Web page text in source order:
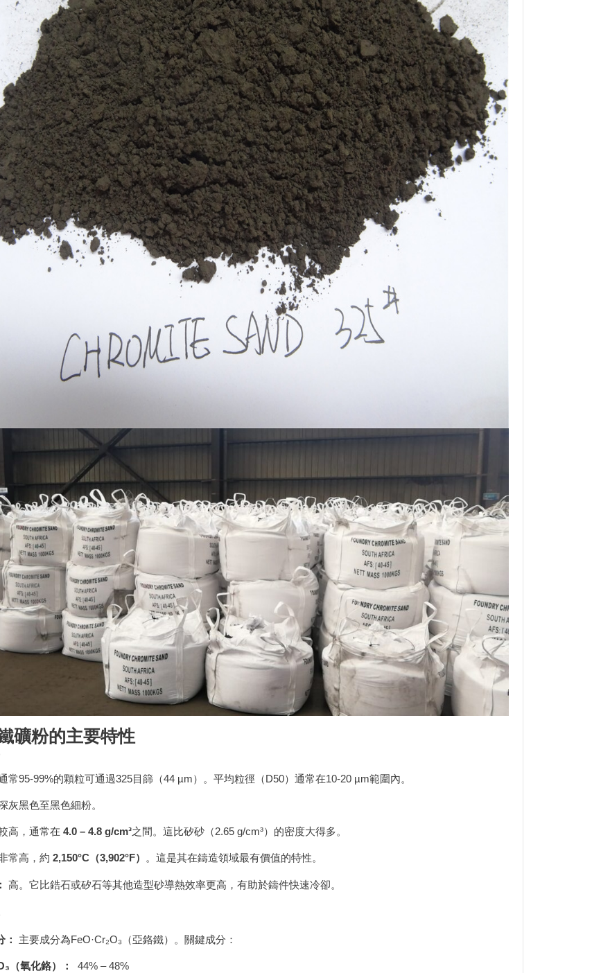
礦粉的主要特性
常95-99%的顆粒可通過325目篩（44 µm）。平均粒徑（D50）通常在10-20 µm範圍內。
灰黑色至黑色細粉。
高，通常在4.0 – 4.8 g/cm³之間。這比矽砂（2.65 g/cm³）的密度大得多。
常高，約2,150°C（3,902°F） 。這是其在鑄造領域最有價值的特性。
高。它比鋯石或矽石等其他造型砂導熱效率更高，有助於鑄件快速冷卻。
： 主要成分為FeO·Cr₂O₃（亞鉻鐵）。關鍵成分：
（氧化鉻）： 44% – 48%